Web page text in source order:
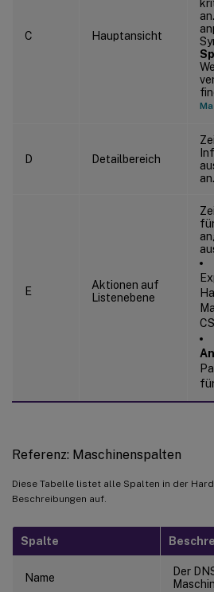
C Hauptansicht
D Detailbereich
an.
E
Aktionen auf
Listenebene
Referenz: Maschinenspalten
Diese Tabelle listet alle Spalten in der
Beschreibungen auf.
Spalte
Name
Der